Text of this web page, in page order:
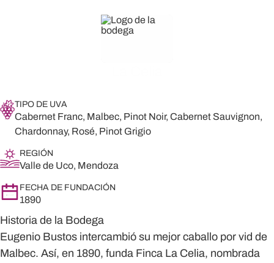
TIPO DE UVA
Cabernet Franc, Malbec, Pinot Noir, Cabernet Sauvignon,
Chardonnay, Rosé, Pinot Grigio
REGIÓN
Valle de Uco, Mendoza
FECHA DE FUNDACIÓN
1890
Historia de la Bodega
Eugenio Bustos intercambió su mejor caballo por vid de
Malbec. Así, en 1890, funda Finca La Celia, nombrada